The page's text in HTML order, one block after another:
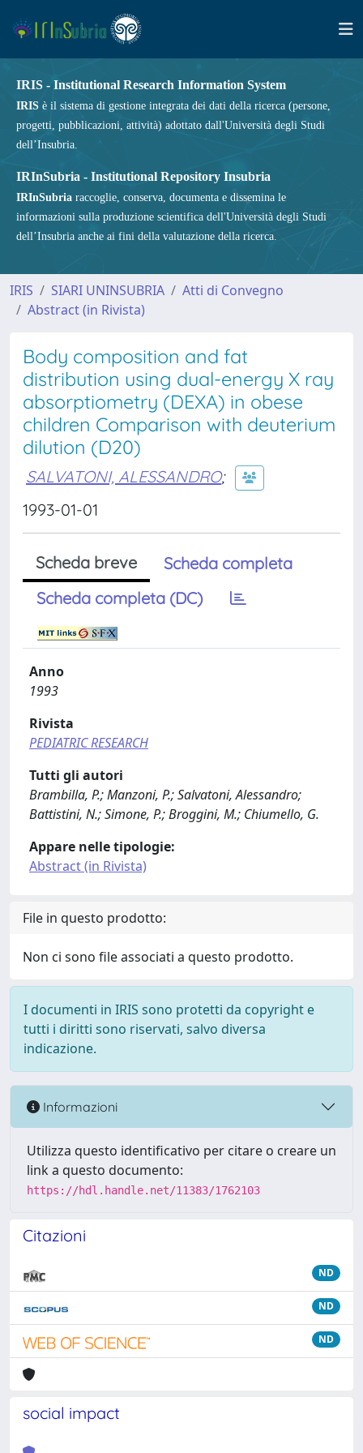
IRIS - Institutional Research Information System
IRIS è il sistema di gestione integrata dei dati della ricerca (persone,
progetti, pubblicazioni, attività) adottato dall'Università degli Studi
dell’Insubria.
IRInSubria - Institutional Repository Insubria
IRInSubria raccoglie, conserva, documenta e dissemina le
informazioni sulla produzione scientifica dell'Università degli Studi
dell’Insubria anche ai fini della valutazione della ricerca.
IRIS SIARI UNINSUBRIA
Atti di Convegno
Abstract (in Rivista)
Body composition and fat
distribution using dual-energy X ray
absorptiometry (DEXA) in obese
children Comparison with deuterium
dilution (D20)
SALVATONI, ALESSANDRO;
1993-01-01
Scheda breve
Scheda completa
Scheda completa (DC)
Anno
1993
Rivista
PEDIATRIC RESEARCH
Tutti gli autori
Brambilla, P.; Manzoni, P.; Salvatoni, Alessandro;
Battistini, N.; Simone, P.; Broggini, M.; Chiumello, G.
Appare nelle tipologie:
Abstract (in Rivista)
File in questo prodotto:
Non ci sono file associati a questo prodotto.
I documenti in IRIS sono protetti da copyright e
tutti i diritti sono riservati, salvo diversa
indicazione.
Informazioni
Utilizza questo identificativo per citare o creare un
link a questo documento:
https://hdl.handle.net/11383/1762103
Citazioni
ND
ND
ND
social impact